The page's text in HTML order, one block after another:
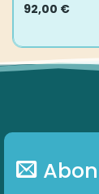
92,00 €
weist
Die
können